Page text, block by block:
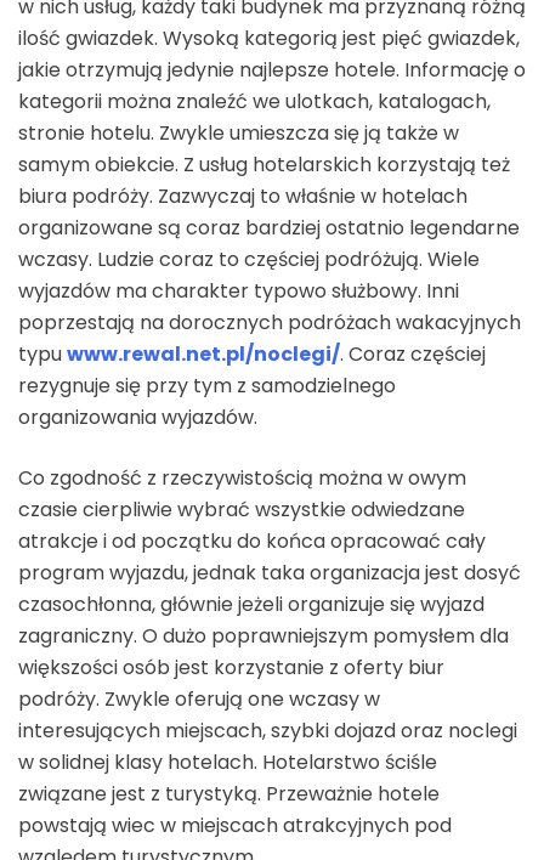
w nich usług, każdy taki budynek ma przyznaną różną
ilość gwiazdek. Wysoką kategorią jest pięć gwiazdek,
jakie otrzymują jedynie najlepsze hotele. Informację o
kategorii można znaleźć we ulotkach, katalogach,
stronie hotelu. Zwykle umieszcza się ją także w
samym obiekcie. Z usług hotelarskich korzystają też
biura podróży. Zazwyczaj to właśnie w hotelach
organizowane są coraz bardziej ostatnio legendarne
wczasy. Ludzie coraz to częściej podróżują. Wiele
wyjazdów ma charakter typowo służbowy. Inni
poprzestają na dorocznych podróżach wakacyjnych
typuwww.rewal.net.pl/noclegi/. Coraz częściej
rezygnuje się przy tym z samodzielnego
organizowania wyjazdów.
Co zgodność z rzeczywistością można w owym
czasie cierpliwie wybrać wszystkie odwiedzane
atrakcje i od początku do końca opracować cały
program wyjazdu, jednak taka organizacja jest dosyć
czasochłonna, głównie jeżeli organizuje się wyjazd
zagraniczny. O dużo poprawniejszym pomysłem dla
większości osób jest korzystanie z oferty biur
podróży. Zwykle oferują one wczasy w
interesujących miejscach, szybki dojazd oraz noclegi
w solidnej klasy hotelach. Hotelarstwo ściśle
związane jest z turystyką. Przeważnie hotele
powstają wiec w miejscach atrakcyjnych pod